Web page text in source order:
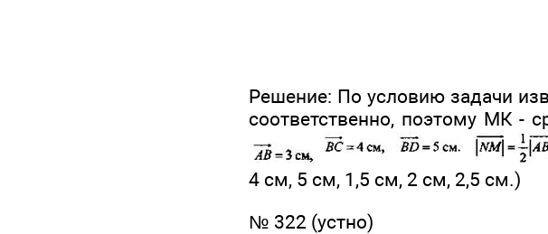
Решение: По условию задачи
соответственно, поэтому МК -
4 см, 5 см, 1,5 см, 2 см, 2,5 см.)
№ 322 (устно)